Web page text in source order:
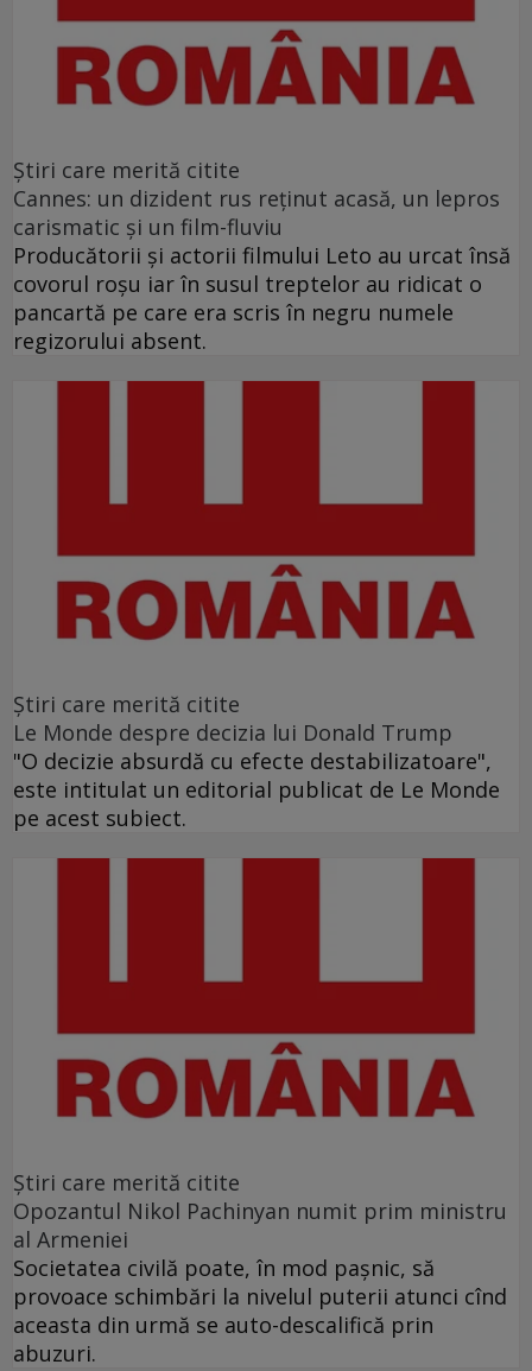
Ştiri care merită citite
Cannes: un dizident rus reţinut acasă, un lepros
carismatic şi un film-fluviu
Producătorii şi actorii filmului Leto au urcat însă
covorul roşu iar în susul treptelor au ridicat o
pancartă pe care era scris în negru numele
regizorului absent.
Ştiri care merită citite
Le Monde despre decizia lui Donald Trump
"O decizie absurdă cu efecte destabilizatoare",
este intitulat un editorial publicat de Le Monde
pe acest subiect.
Ştiri care merită citite
Opozantul Nikol Pachinyan numit prim ministru
al Armeniei
Societatea civilă poate, în mod paşnic, să
provoace schimbări la nivelul puterii atunci cînd
aceasta din urmă se auto-descalifică prin
abuzuri.